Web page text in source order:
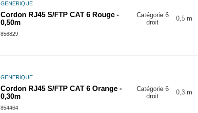
GENERIQUE
Cordon RJ45 S/FTP CAT 6 Rouge -
0,50m
856829
Catégorie 6
droit
0,5 m
GENERIQUE
Cordon RJ45 S/FTP CAT 6 Orange -
0,30m
854464
Catégorie 6
droit
0,3 m